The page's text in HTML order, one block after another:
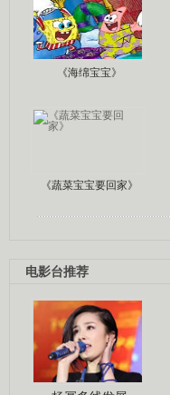
《海绵宝宝》
《蔬菜宝宝要回家》
电影台推荐